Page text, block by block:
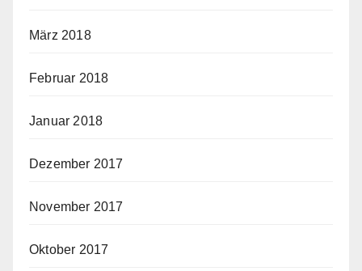
März 2018
Februar 2018
Januar 2018
Dezember 2017
November 2017
Oktober 2017